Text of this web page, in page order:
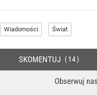
Wiadomości Świat
Obserwuj nas
SKOMENTUJ 14